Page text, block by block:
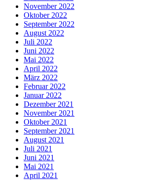
November 2022
Oktober 2022
September 2022
August 2022
Juli 2022
Juni 2022
Mai 2022
April 2022
März 2022
Februar 2022
Januar 2022
Dezember 2021
November 2021
Oktober 2021
September 2021
August 2021
Juli 2021
Juni 2021
Mai 2021
April 2021